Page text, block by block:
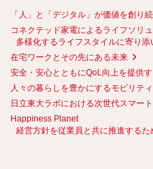
「人」と「デジタル」が価値を創り
コネクテッド家電によるライフソリ
多様化するライフスタイルに寄り
在宅ワークとその先にある未来
安全・安心とともにQoL向上を提供
人々の暮らしを豊かにするモビリテ
日立東大ラボにおける次世代スマー
Happiness Planet
経営方針を従業員と共に推進するた